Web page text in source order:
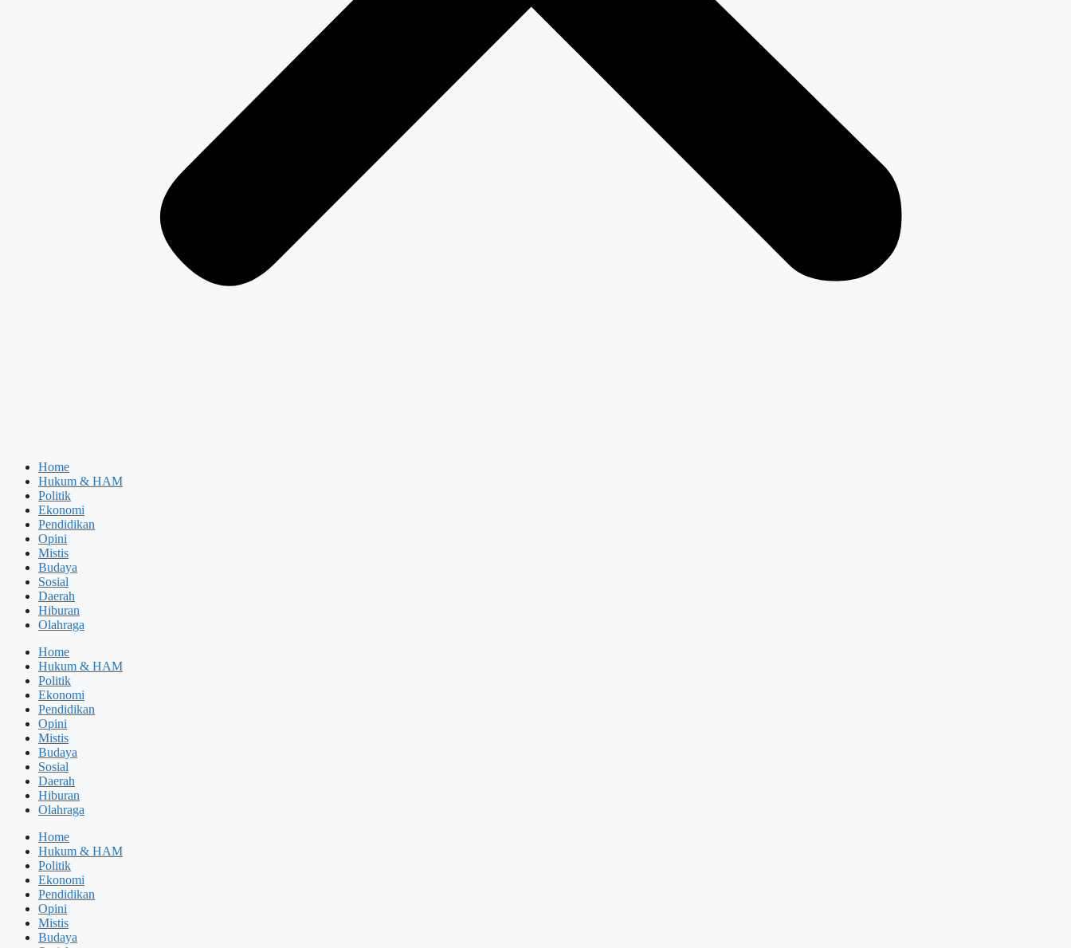
Home
Hukum & HAM
Politik
Ekonomi
Pendidikan
Opini
Mistis
Budaya
Sosial
Daerah
Hiburan
Olahraga
Home
Hukum & HAM
Politik
Ekonomi
Pendidikan
Opini
Mistis
Budaya
Sosial
Daerah
Hiburan
Olahraga
Home
Hukum & HAM
Politik
Ekonomi
Pendidikan
Opini
Mistis
Budaya